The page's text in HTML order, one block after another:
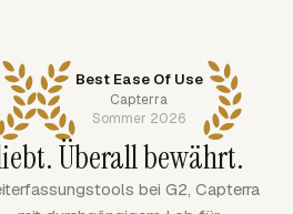
Best Ease Of Use
Capterra
Sommer 2026
Überall bewährt.
bei G2, Capterra